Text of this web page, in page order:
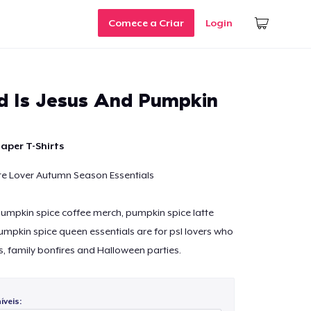
Comece a Criar Login
Is Jesus And Pumpkin
T-Shirts
Lover Autumn Season Essentials
spice coffee merch, pumpkin spice latte
spice queen essentials are for psl lovers who
family bonfires and Halloween parties.